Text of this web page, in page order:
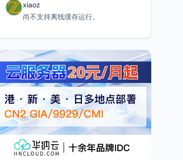
xiaoz
尚不支持离线缓存运行。